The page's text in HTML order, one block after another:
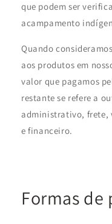
que podem ser
acampamento
Quando
aos produtos em
valor que pagamos
restante se refere a
administrativo, frete,
e financeiro.
Formas de